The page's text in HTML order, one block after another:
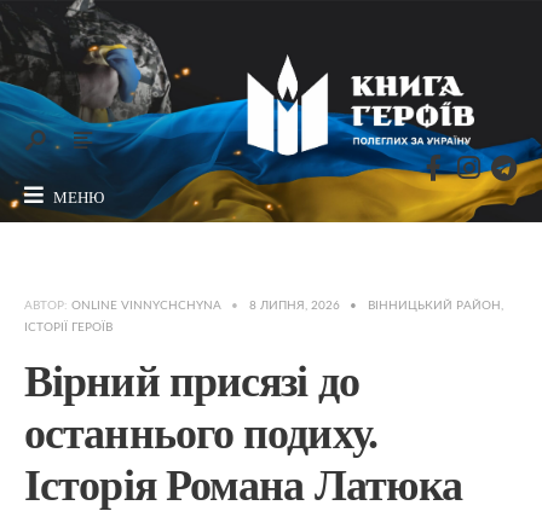
МЕНЮ
АВТОР: ONLINE VINNYCHCHYNA • 8 ЛИПНЯ, 2026 • ВІННИЦЬКИЙ РАЙОН ,
ІСТОРІЇ ГЕРОЇВ
Вірний присязі до
останнього подиху.
Історія Романа Латюка